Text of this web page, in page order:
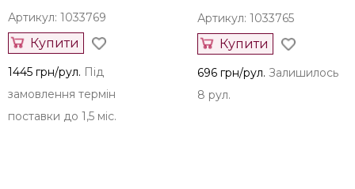
Артикул: 1033769
Купити
1445 грн/рул. Під
замовлення термін
поставки до 1,5 міс.
Артикул: 1033765
Купити
696 грн/рул. Залишилось
8 рул.